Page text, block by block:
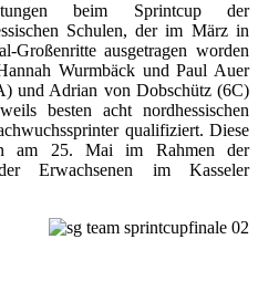
beim Sprintcup der
Schulen, der im März in
Großenritte ausgetragen worden
Wurmbäck und Paul Auer
und Adrian von Dobschütz (6C)
besten acht nordhessischen
qualifiziert. Diese
am 25. Mai im Rahmen der
Erwachsenen im Kasseler